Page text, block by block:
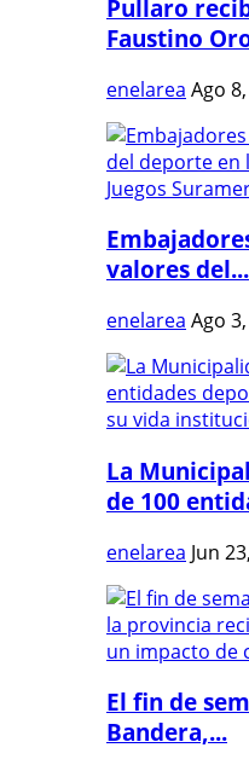
Pullaro
Faustino
enelarea Ago
valores del...
enelarea Ago
La
de 100
enelarea Jun
El fin de
Bandera,...